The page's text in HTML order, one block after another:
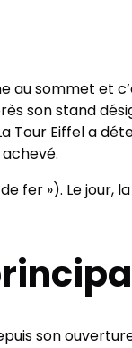
au sommet et
son stand
Tour Eiffel a
achevé.
fer »). Le
son